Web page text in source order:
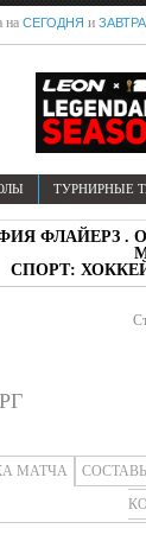
на СЕГОДНЯ и ЗАВТРА
ТУРНИРНЫЕ
ФЛАЙЕРЗ .
СПОРТ:
МАТЧА